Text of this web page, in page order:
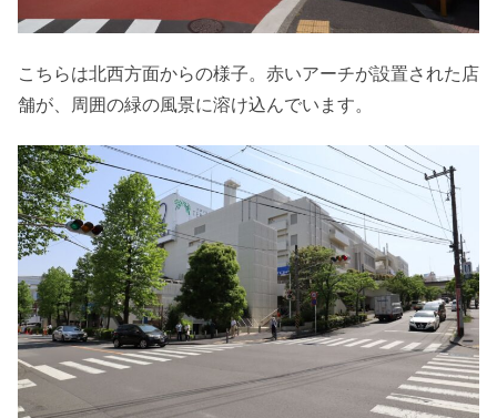
こちらは北西方面からの様子。赤いアーチが設置された店
舗が、周囲の緑の風景に溶け込んでいます。